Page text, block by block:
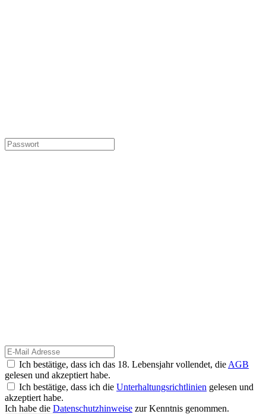
Ich bestätige, dass ich das 18. Lebensjahr vollendet, die AGB
gelesen und akzeptiert habe.
Ich bestätige, dass ich die Unterhaltungsrichtlinien gelesen und
akzeptiert habe.
Ich habe die Datenschutzhinweise zur Kenntnis genommen.